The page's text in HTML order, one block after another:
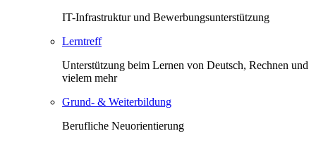
IT-Infrastruktur und Bewerbungsunterstützung
Lerntreff
Unterstützung beim Lernen von Deutsch, Rechnen und
vielem mehr
Grund- & Weiterbildung
Berufliche Neuorientierung